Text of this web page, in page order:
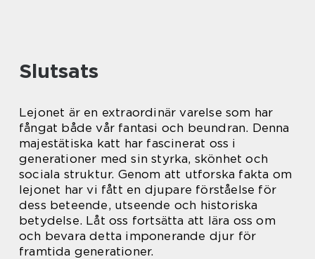
Slutsats
Lejonet är en extraordinär varelse som har
fångat både vår fantasi och beundran. Denna
majestätiska katt har fascinerat oss i
generationer med sin styrka, skönhet och
sociala struktur. Genom att utforska fakta om
lejonet har vi fått en djupare förståelse för
dess beteende, utseende och historiska
betydelse. Låt oss fortsätta att lära oss om
och bevara detta imponerande djur för
framtida generationer.